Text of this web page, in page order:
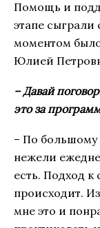
Помощь и
этапе
моментом
Юлией
– Давай
это за
– По большому
нежели
есть. Подход к
происходит.
мне это и